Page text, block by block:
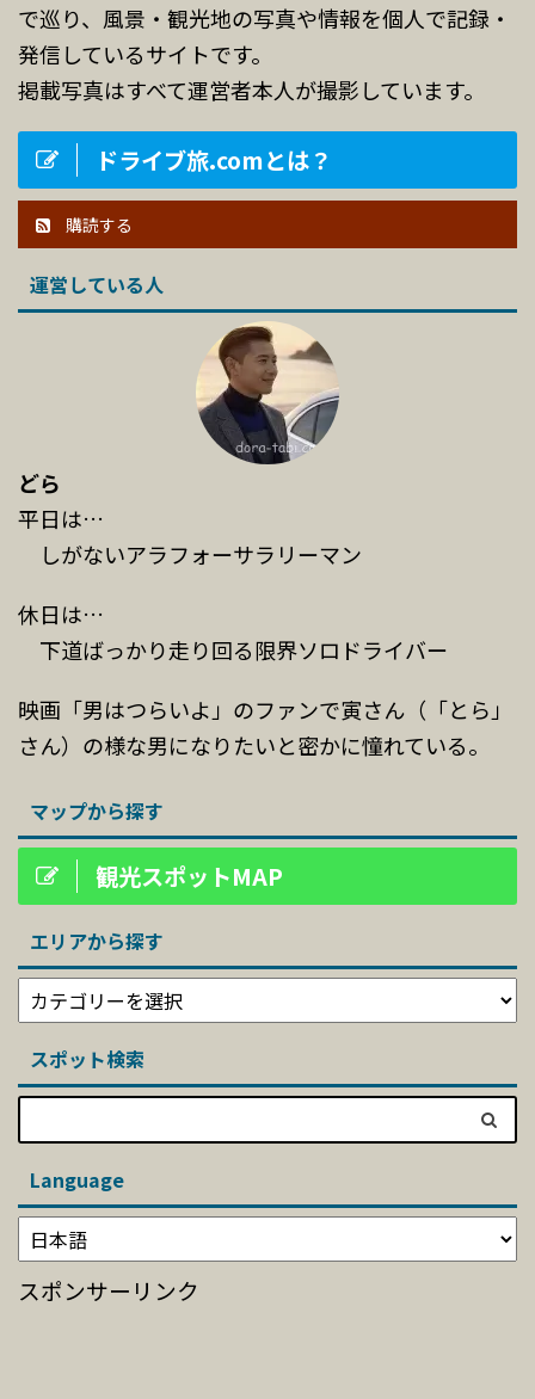
で巡り、風景・観光地の写真や情報を個人で記録・
発信しているサイトです。
掲載写真はすべて運営者本人が撮影しています。
ドライブ旅.comとは？
購読する
運営している人
どら
平日は…
しがないアラフォーサラリーマン
休日は…
下道ばっかり走り回る限界ソロドライバー
映画「男はつらいよ」のファンで寅さん（「とら」
さん）の様な男になりたいと密かに憧れている。
マップから探す
観光スポットMAP
エリアから探す
スポット検索
Language
スポンサーリンク